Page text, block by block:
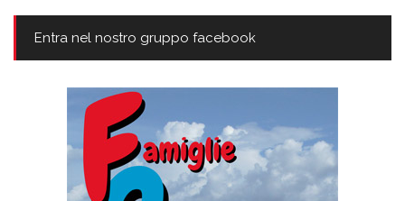
Entra nel nostro gruppo facebook